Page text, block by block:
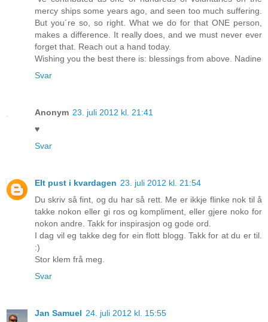
mercy ships some years ago, and seen too much suffering.
But you´re so, so right. What we do for that ONE person,
makes a difference. It really does, and we must never ever
forget that. Reach out a hand today.
Wishing you the best there is: blessings from above. Nadine
Svar
Anonym 23. juli 2012 kl. 21:41
♥
Svar
EIt pust i kvardagen 23. juli 2012 kl. 21:54
Du skriv så fint, og du har så rett. Me er ikkje flinke nok til å
takke nokon eller gi ros og kompliment, eller gjere noko for
nokon andre. Takk for inspirasjon og gode ord.
I dag vil eg takke deg for ein flott blogg. Takk for at du er til.
:)
Stor klem frå meg.
Svar
Jan Samuel 24. juli 2012 kl. 15:55